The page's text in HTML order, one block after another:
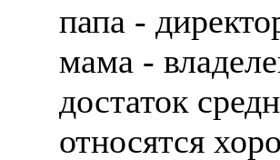
папа -
мама -
достаток
относятся